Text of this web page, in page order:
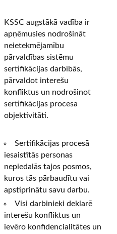
KSSC augstākā vadība ir
apņēmusies nodrošināt
neietekmējamību
pārvaldības sistēmu
sertifikācijas darbībās,
pārvaldot interešu
konfliktus un nodrošinot
sertifikācijas procesa
objektivitāti.
Sertifikācijas procesā
iesaistītās personas
nepiedalās tajos posmos,
kuros tās pārbaudītu vai
apstiprinātu savu darbu.
Visi darbinieki deklarē
interešu konfliktus un
ievēro konfidencialitātes un